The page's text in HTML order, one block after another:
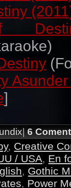
]
| 6
, Creative
/ USA, En
, Gothic
, Power